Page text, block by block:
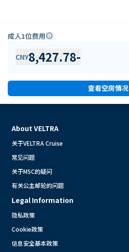
成人1位费用info
CNY8,427.78-
查看空房情况
About VELTRA
关于VELTRA Cruise
常见问题
关于MSC的疑问
有关公主邮轮的问题
Legal Information
隐私政策
Cookie政策
信息安全基本政策